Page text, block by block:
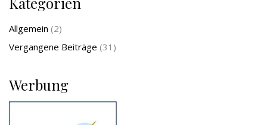
Allgemein (2)
Vergangene Beiträge (31)
Werbung